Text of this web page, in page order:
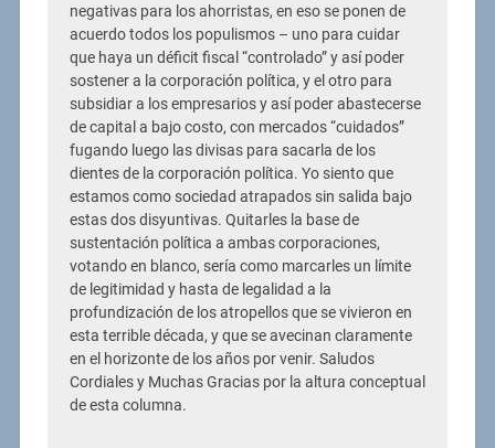
negativas para los ahorristas, en eso se ponen de
acuerdo todos los populismos – uno para cuidar
que haya un déficit fiscal “controlado” y así poder
sostener a la corporación política, y el otro para
subsidiar a los empresarios y así poder abastecerse
de capital a bajo costo, con mercados “cuidados”
fugando luego las divisas para sacarla de los
dientes de la corporación política. Yo siento que
estamos como sociedad atrapados sin salida bajo
estas dos disyuntivas. Quitarles la base de
sustentación política a ambas corporaciones,
votando en blanco, sería como marcarles un límite
de legitimidad y hasta de legalidad a la
profundización de los atropellos que se vivieron en
esta terrible década, y que se avecinan claramente
en el horizonte de los años por venir. Saludos
Cordiales y Muchas Gracias por la altura conceptual
de esta columna.